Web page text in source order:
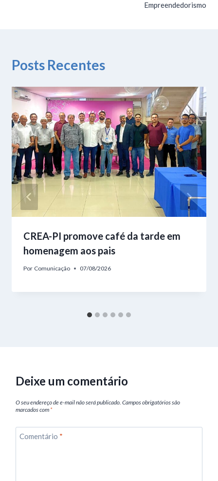
Empreendedorismo
Posts Recentes
CREA-PI promove café da tarde em
homenagem aos pais
Por Comunicação 07/08/2026
Deixe um comentário
O seu endereço de e-mail não será publicado. Campos obrigatórios são
marcados com *
Comentário *